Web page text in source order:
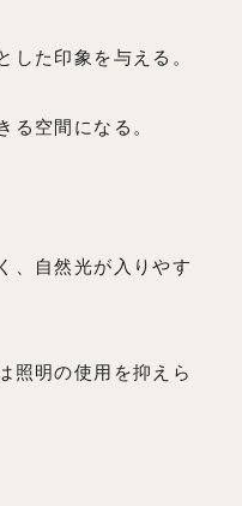
した印象を与える。
る空間になる。
、自然光が入りやす
照明の使用を抑えら